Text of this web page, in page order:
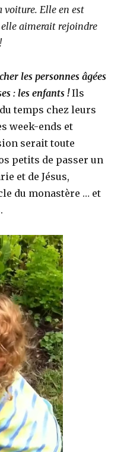
voiture. Elle en est
aimerait rejoindre
les personnes âgées
: les enfants !Ils
temps chez leurs
week-ends et
serait toute
petits de passer un
et de Jésus,
du monastère … et